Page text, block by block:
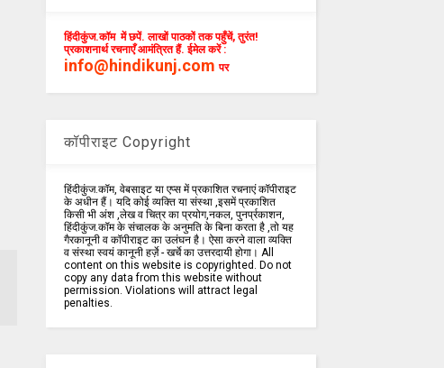
हिंदीकुंज.कॉम में छपें. लाखों पाठकों तक पहुँचें, तुरंत!
प्रकाशनार्थ रचनाएँ आमंत्रित हैं. ईमेल करें :
info@hindikunj.com पर
कॉपीराइट Copyright
हिंदीकुंज.कॉम, वेबसाइट या एप्स में प्रकाशित रचनाएं कॉपीराइट
के अधीन हैं। यदि कोई व्यक्ति या संस्था ,इसमें प्रकाशित
किसी भी अंश ,लेख व चित्र का प्रयोग,नकल, पुनर्प्रकाशन,
हिंदीकुंज.कॉम के संचालक के अनुमति के बिना करता है ,तो यह
गैरकानूनी व कॉपीराइट का उलंघन है। ऐसा करने वाला व्यक्ति
व संस्था स्वयं कानूनी हर्ज़े - खर्चे का उत्तरदायी होगा। All
content on this website is copyrighted. Do not
copy any data from this website without
permission. Violations will attract legal
penalties.